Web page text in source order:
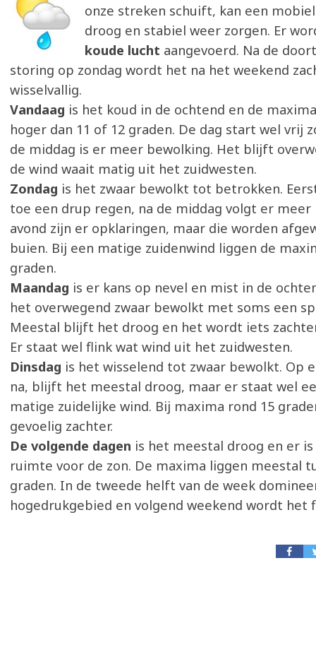
onze streken schuift, kan een
droog en stabiel weer zorgen. Er
koude lucht aangevoerd. Na de
storing op zondag wordt het na het weekend
wisselvallig.
Vandaag is het koud in de ochtend en de
hoger dan 11 of 12 graden. De dag start wel vrij
de middag is er meer bewolking. Het blijft
de wind waait matig uit het zuidwesten.
Zondag is het zwaar bewolkt tot betrokken.
toe een drup regen, na de middag volgt er meer
avond zijn er opklaringen, maar die worden
buien. Bij een matige zuidenwind liggen de
graden.
Maandag is er kans op nevel en mist in de
het overwegend zwaar bewolkt met soms een
Meestal blijft het droog en het wordt iets
Er staat wel flink wat wind uit het zuidwesten.
Dinsdag is het wisselend tot zwaar bewolkt. Op
na, blijft het meestal droog, maar er staat wel
matige zuidelijke wind. Bij maxima rond 15
gevoelig zachter.
De volgende dagen is het meestal droog en er
ruimte voor de zon. De maxima liggen meestal
graden. In de tweede helft van de week
hogedrukgebied en volgend weekend wordt het